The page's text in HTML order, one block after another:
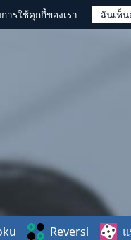
รใช้คุกกี้ของเรา
Reversi